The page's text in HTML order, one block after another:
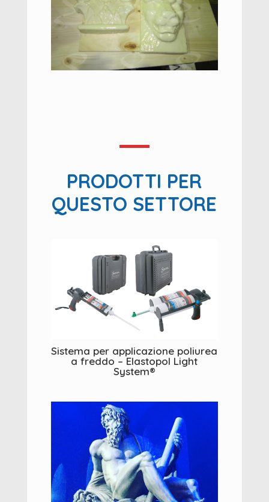
PRODOTTI PER
QUESTO SETTORE
Sistema per applicazione poliurea
a freddo – Elastopol Light
System®